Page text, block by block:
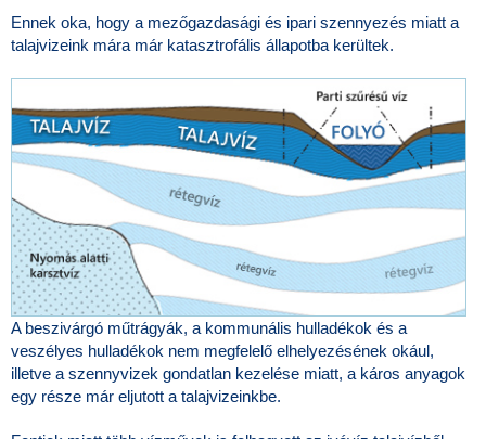
Ennek oka, hogy a mezőgazdasági és ipari szennyezés miatt a
talajvizeink mára már katasztrofális állapotba kerültek.
A beszivárgó műtrágyák, a kommunális hulladékok és a
veszélyes hulladékok nem megfelelő elhelyezésének okául,
illetve a szennyvizek gondatlan kezelése miatt, a káros anyagok
egy része már eljutott a talajvizeinkbe.